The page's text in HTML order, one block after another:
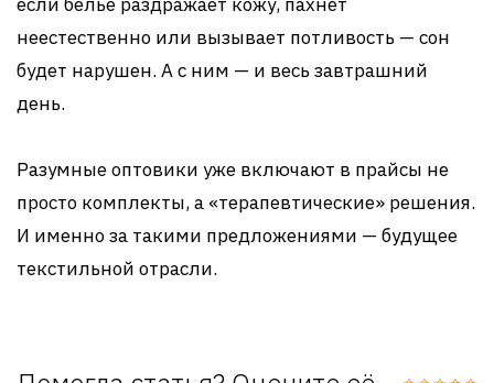
неестественно или вызывает потливость — сон
будет нарушен. А с ним — и весь завтрашний
день.
Разумные оптовики уже включают в прайсы не
просто комплекты, а «терапевтические» решения.
И именно за такими предложениями — будущее
текстильной отрасли.